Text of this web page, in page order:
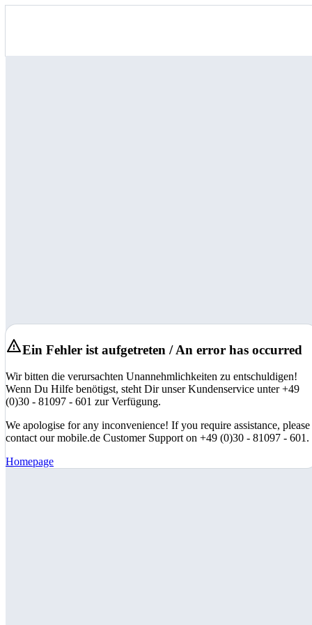
Ein Fehler ist aufgetreten / An error has occurred
Wir bitten die verursachten Unannehmlichkeiten zu entschuldigen!
Wenn Du Hilfe benötigst, steht Dir unser Kundenservice unter +49
(0)30 - 81097 - 601 zur Verfügung.
We apologise for any inconvenience! If you require assistance, please
contact our mobile.de Customer Support on +49 (0)30 - 81097 - 601.
Homepage